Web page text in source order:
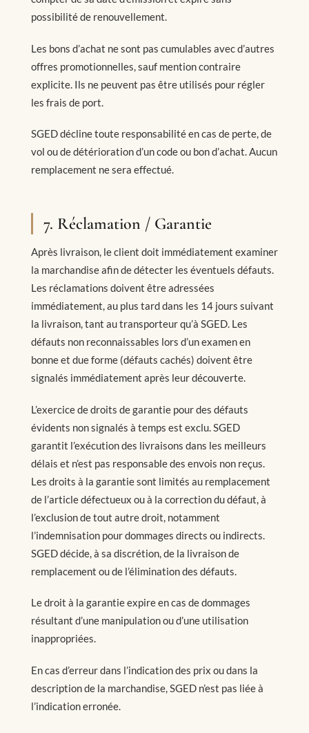
possibilité de renouvellement.
Les bons d’achat ne sont pas cumulables avec d’autres
offres promotionnelles, sauf mention contraire
explicite. Ils ne peuvent pas être utilisés pour régler
les frais de port.
SGED décline toute responsabilité en cas de perte, de
vol ou de détérioration d’un code ou bon d’achat. Aucun
remplacement ne sera effectué.
7. Réclamation / Garantie
Après livraison, le client doit immédiatement examiner
la marchandise afin de détecter les éventuels défauts.
Les réclamations doivent être adressées
immédiatement, au plus tard dans les 14 jours suivant
la livraison, tant au transporteur qu’à SGED. Les
défauts non reconnaissables lors d’un examen en
bonne et due forme (défauts cachés) doivent être
signalés immédiatement après leur découverte.
L’exercice de droits de garantie pour des défauts
évidents non signalés à temps est exclu. SGED
garantit l’exécution des livraisons dans les meilleurs
délais et n’est pas responsable des envois non reçus.
Les droits à la garantie sont limités au remplacement
de l’article défectueux ou à la correction du défaut, à
l’exclusion de tout autre droit, notamment
l’indemnisation pour dommages directs ou indirects.
SGED décide, à sa discrétion, de la livraison de
remplacement ou de l’élimination des défauts.
Le droit à la garantie expire en cas de dommages
résultant d’une manipulation ou d’une utilisation
inappropriées.
En cas d’erreur dans l’indication des prix ou dans la
description de la marchandise, SGED n’est pas liée à
l’indication erronée.